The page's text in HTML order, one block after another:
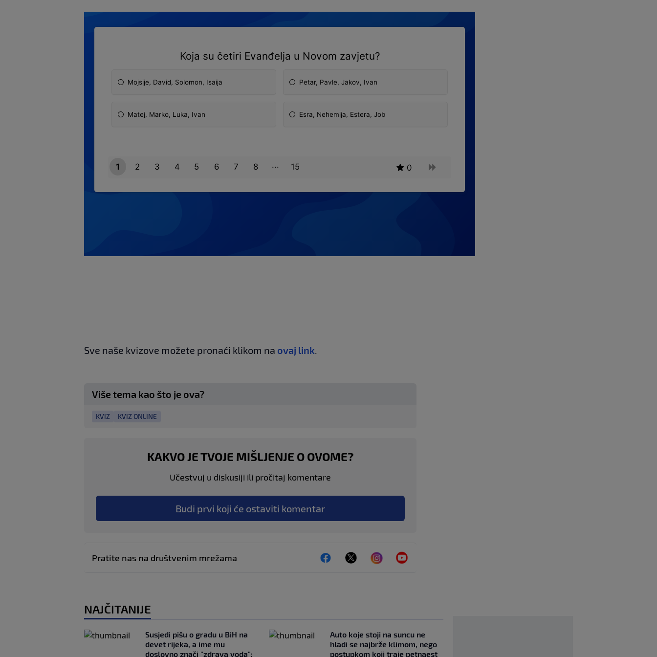
Sve naše kvizove možete pronaći klikom na ovaj link.
Više tema kao što je ova?
KVIZ KVIZ ONLINE
KAKVO JE TVOJE MIŠLJENJE O OVOME?
Učestvuj u diskusiji ili pročitaj komentare
Budi prvi koji će ostaviti komentar
Pratite nas na društvenim mrežama
NAJČITANIJE
Susjedi pišu o gradu u BiH na
devet rijeka, a ime mu
doslovno znači "zdrava voda":
Auto koje stoji na suncu ne
hladi se najbrže klimom, nego
postupkom koji traje petnaest